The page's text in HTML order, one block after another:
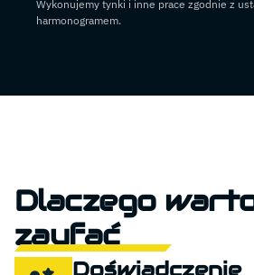
Wykonujemy tynki i inne prace zgodnie z
harmonogramem.
Dlaczego
zaufać
Doświadczenie